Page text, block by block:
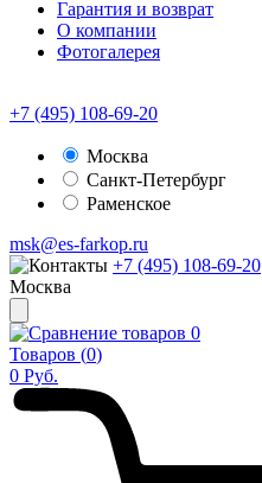
Гарантия и возврат
О компании
Фотогалерея
+7 (495) 108-69-20
Москва
Санкт-Петербург
Раменское
msk@es-farkop.ru
+7 (495) 108-69-20
Москва
0
Товаров (0)
0 Руб.